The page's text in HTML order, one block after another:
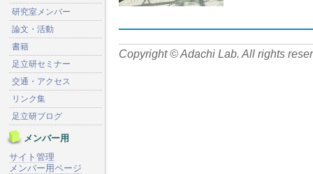
Copyright © Adachi Lab. All rights
研究室メンバー
論文・活動
書籍
足立研セミナー
交通・アクセス
リンク集
足立研ブログ
メンバー用
サイト管理
メンバー用ページ